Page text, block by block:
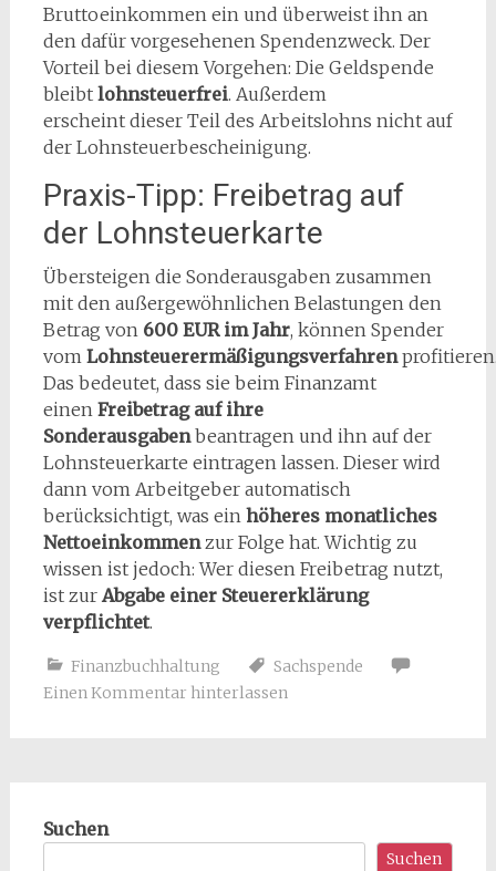
Bruttoeinkommen ein und überweist ihn an
den dafür vorgesehenen Spendenzweck. Der
Vorteil bei diesem Vorgehen: Die Geldspende
bleibtlohnsteuerfrei. Außerdem
erscheint dieser Teil des Arbeitslohns nicht auf
der Lohnsteuerbescheinigung.
Praxis-Tipp: Freibetrag auf
der Lohnsteuerkarte
Übersteigen die Sonderausgaben zusammen
mit den außergewöhnlichen Belastungen den
Betrag von 600 EUR im Jahr, können Spender
vom Lohnsteuerermäßigungsverfahren
Das bedeutet, dass sie beim Finanzamt
einen Freibetrag auf ihre
Sonderausgabenbeantragen und ihn auf der
Lohnsteuerkarte eintragen lassen. Dieser wird
dann vom Arbeitgeber automatisch
berücksichtigt, was ein höheres monatliches
Nettoeinkommenzur Folge hat. Wichtig zu
wissen ist jedoch: Wer diesen Freibetrag nutzt,
ist zur Abgabe einer Steuererklärung
verpflichtet.
Finanzbuchhaltung
Sachspende
Einen Kommentar hinterlassen
Suchen
Suchen